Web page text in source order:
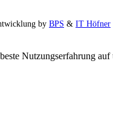
by BPS & IT Höfner
Nutzungserfahrung